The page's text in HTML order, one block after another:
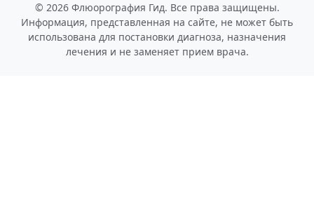
© 2026 Флюорография Гид. Все права защищены.
Информация, представленная на сайте, не может быть
использована для постановки диагноза, назначения
лечения и не заменяет прием врача.